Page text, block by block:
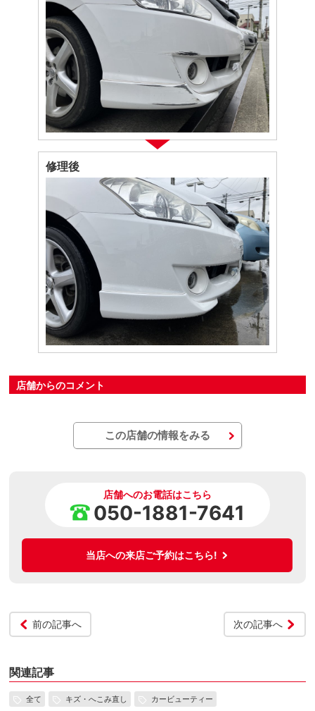
修理後
店舗からのコメント
この店舗の情報をみる
店舗へのお電話はこちら
050-1881-7641
当店への来店ご予約はこちら!
前の記事へ 次の記事へ
関連記事
全て キズ・へこみ直し カービューティー